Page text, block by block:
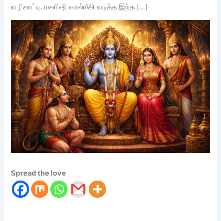
வழிகாட்டி. மகரிஷி வால்மீகி வடித்த இந்த […]
Spread the love